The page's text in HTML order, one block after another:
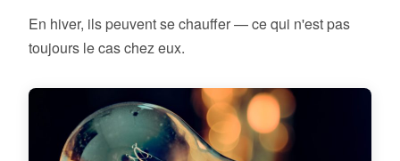
En hiver, ils peuvent se chauffer — ce qui n'est pas
toujours le cas chez eux.